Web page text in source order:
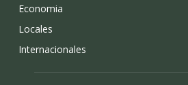
Economia
Locales
Internacionales